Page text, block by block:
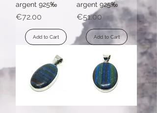
argent 925‰
Price
€72.00
Add to Cart
argent 925‰
Price
€51.00
Add to Cart